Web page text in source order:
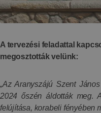
A tervezési feladattal
megosztották velünk:
„Az Aranyszájú Szent
2024 őszén áldották meg.
felújítása, korabeli fényében